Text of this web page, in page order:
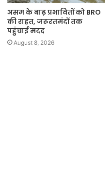
असम के बाढ़ प्रभावितों को BRO
की राहत, जरूरतमंदों तक
पहुंचाई मदद
August 8, 2026